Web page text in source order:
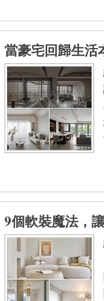
當豪宅回歸生活
計樣貌
9個軟裝魔法，